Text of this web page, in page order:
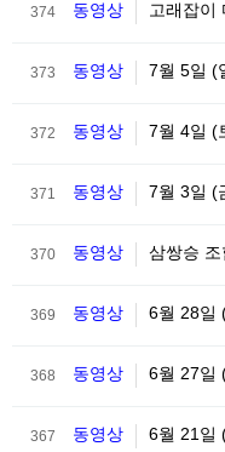
374 동영상 고래잡이
373 동영상 7월 5일 (
372 동영상 7월 4일 (
371 동영상 7월 3일 (
370 동영상 삼쌍승
369 동영상 6월 28일
368 동영상 6월 27일
367 동영상 6월 21일